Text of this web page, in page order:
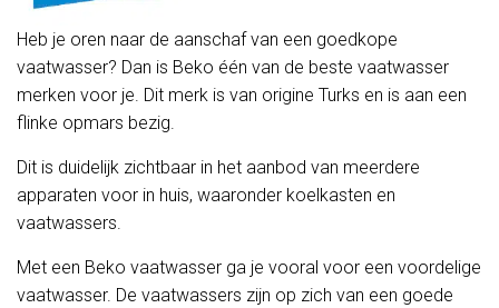
Heb je oren naar de aanschaf van een goedkope
vaatwasser? Dan is Beko één van de beste vaatwasser
merken voor je. Dit merk is van origine Turks en is aan een
flinke opmars bezig.
Dit is duidelijk zichtbaar in het aanbod van meerdere
apparaten voor in huis, waaronder koelkasten en
vaatwassers.
Met een Beko vaatwasser ga je vooral voor een voordelige
vaatwasser. De vaatwassers zijn op zich van een goede